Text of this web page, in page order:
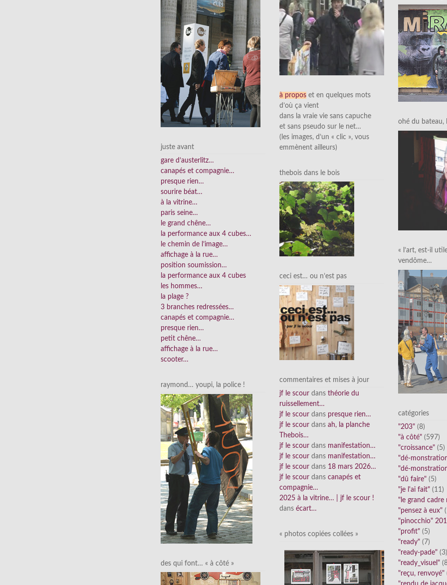
juste avant
gare d’austerlitz…
canapés et compagnie…
presque rien…
sourire béat…
à la vitrine…
paris seine…
le grand chêne…
la performance aux 4 cubes…
le chemin de l’image…
affichage à la rue…
position soumission…
la performance aux 4 cubes
les hommes…
la plage ?
3 branches redressées…
canapés et compagnie…
presque rien…
petit chêne…
affichage à la rue…
scooter…
raymond… youpi, la police !
des qui font… « à côté »
à propos et en quelques mots
d’où ça vient
dans la vraie vie sans capuche
et sans pseudo sur le net…
(les images, d’un « clic », vous
emmènent ailleurs)
thebois dans le bois
ceci est… ou n’est pas
commentaires et mises à jour
jf le scour dans théorie du
ruissellement…
jf le scour dans presque rien…
jf le scour dans ah, la planche
Thebois…
jf le scour dans manifestation…
jf le scour dans manifestation…
jf le scour dans 18 mars 2026…
jf le scour dans canapés et
compagnie…
2025 à la vitrine… | jf le scour !
dans écart…
« photos copiées collées »
ohé du bateau,
« l’art, est-il
vendôme…
catégories
"203" (8)
"à côté" (597)
"croissance" (5)
"dé-
"dé-
"dû faire" (5)
"je l'ai fait" (11)
"le grand cadre
"pensez à eux"
"pinocchio"
"profit" (5)
"ready" (7)
"ready-pade" (3)
"ready_visuel"
"reçu, renvoyé"